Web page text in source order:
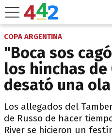
COPA ARGENTINA
"Boca sos
los hinchas
desató una
Los allegados del
de Russo de hacer
River se hicieron un